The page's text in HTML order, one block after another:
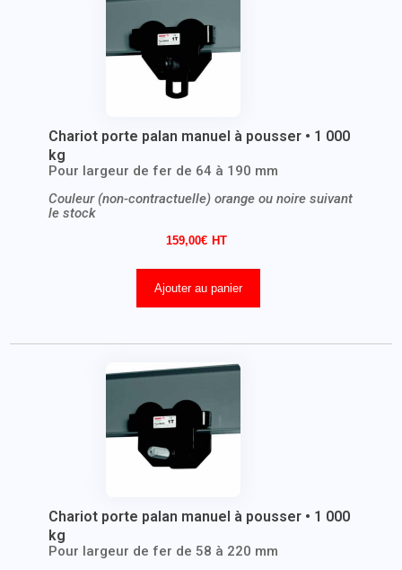
Chariot porte palan manuel à pousser • 1 000
kg
Pour largeur de fer de 64 à 190 mm
Couleur (non-contractuelle) orange ou noire suivant
le stock
159,00€
Ajouter au panier
Chariot porte palan manuel à pousser • 1 000
kg
Pour largeur de fer de 58 à 220 mm